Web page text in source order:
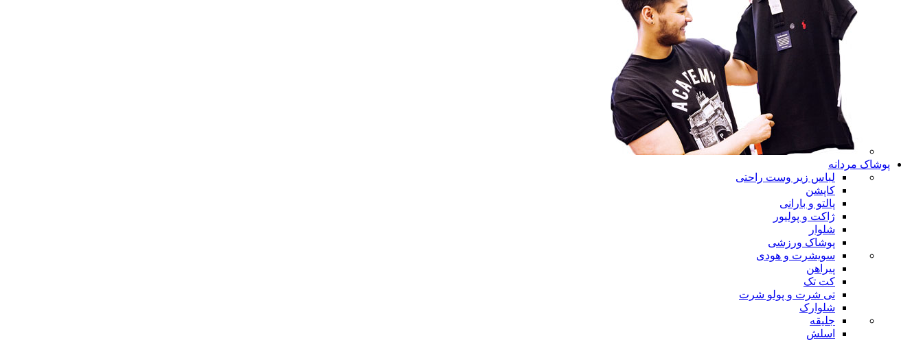
پوشاک مردانه
لباس زیر وست راحتی
کاپشن
پالتو و بارانی
ژاکت و پولیور
شلوار
پوشاک ورزشی
سویشرت و هودی
پیراهن
کت تک
تی شرت و پولو شرت
شلوارک
جلیقه
اسلش